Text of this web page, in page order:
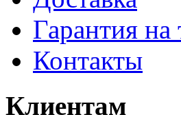
Гарантия на
Контакты
Клиентам